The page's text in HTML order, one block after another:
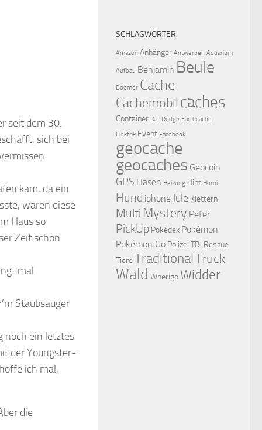
seit dem 30.
sich bei
kam, da ein
waren diese
Haus so
Zeit schon
mal
Staubsauger
noch ein letztes
der Youngster-
ich mal,
die
SCHLAGWÖRTER
Amazon Anhänger Antwerpen Aquarium
Aufbau Benjamin Beule
Boomer Cache
Cachemobil caches
Container Daf Dodge Earthcache
Elektrik Event Facebook
geocache
geocaches Geocoin
GPS Hasen Heizung Hint Horni
Hund iphone Jule Klettern
Multi Mystery Peter
PickUp Pokédex Pokémon
Pokémon Go Polizei TB-Rescue
TiereTraditional Truck
Wald Wherigo Widder